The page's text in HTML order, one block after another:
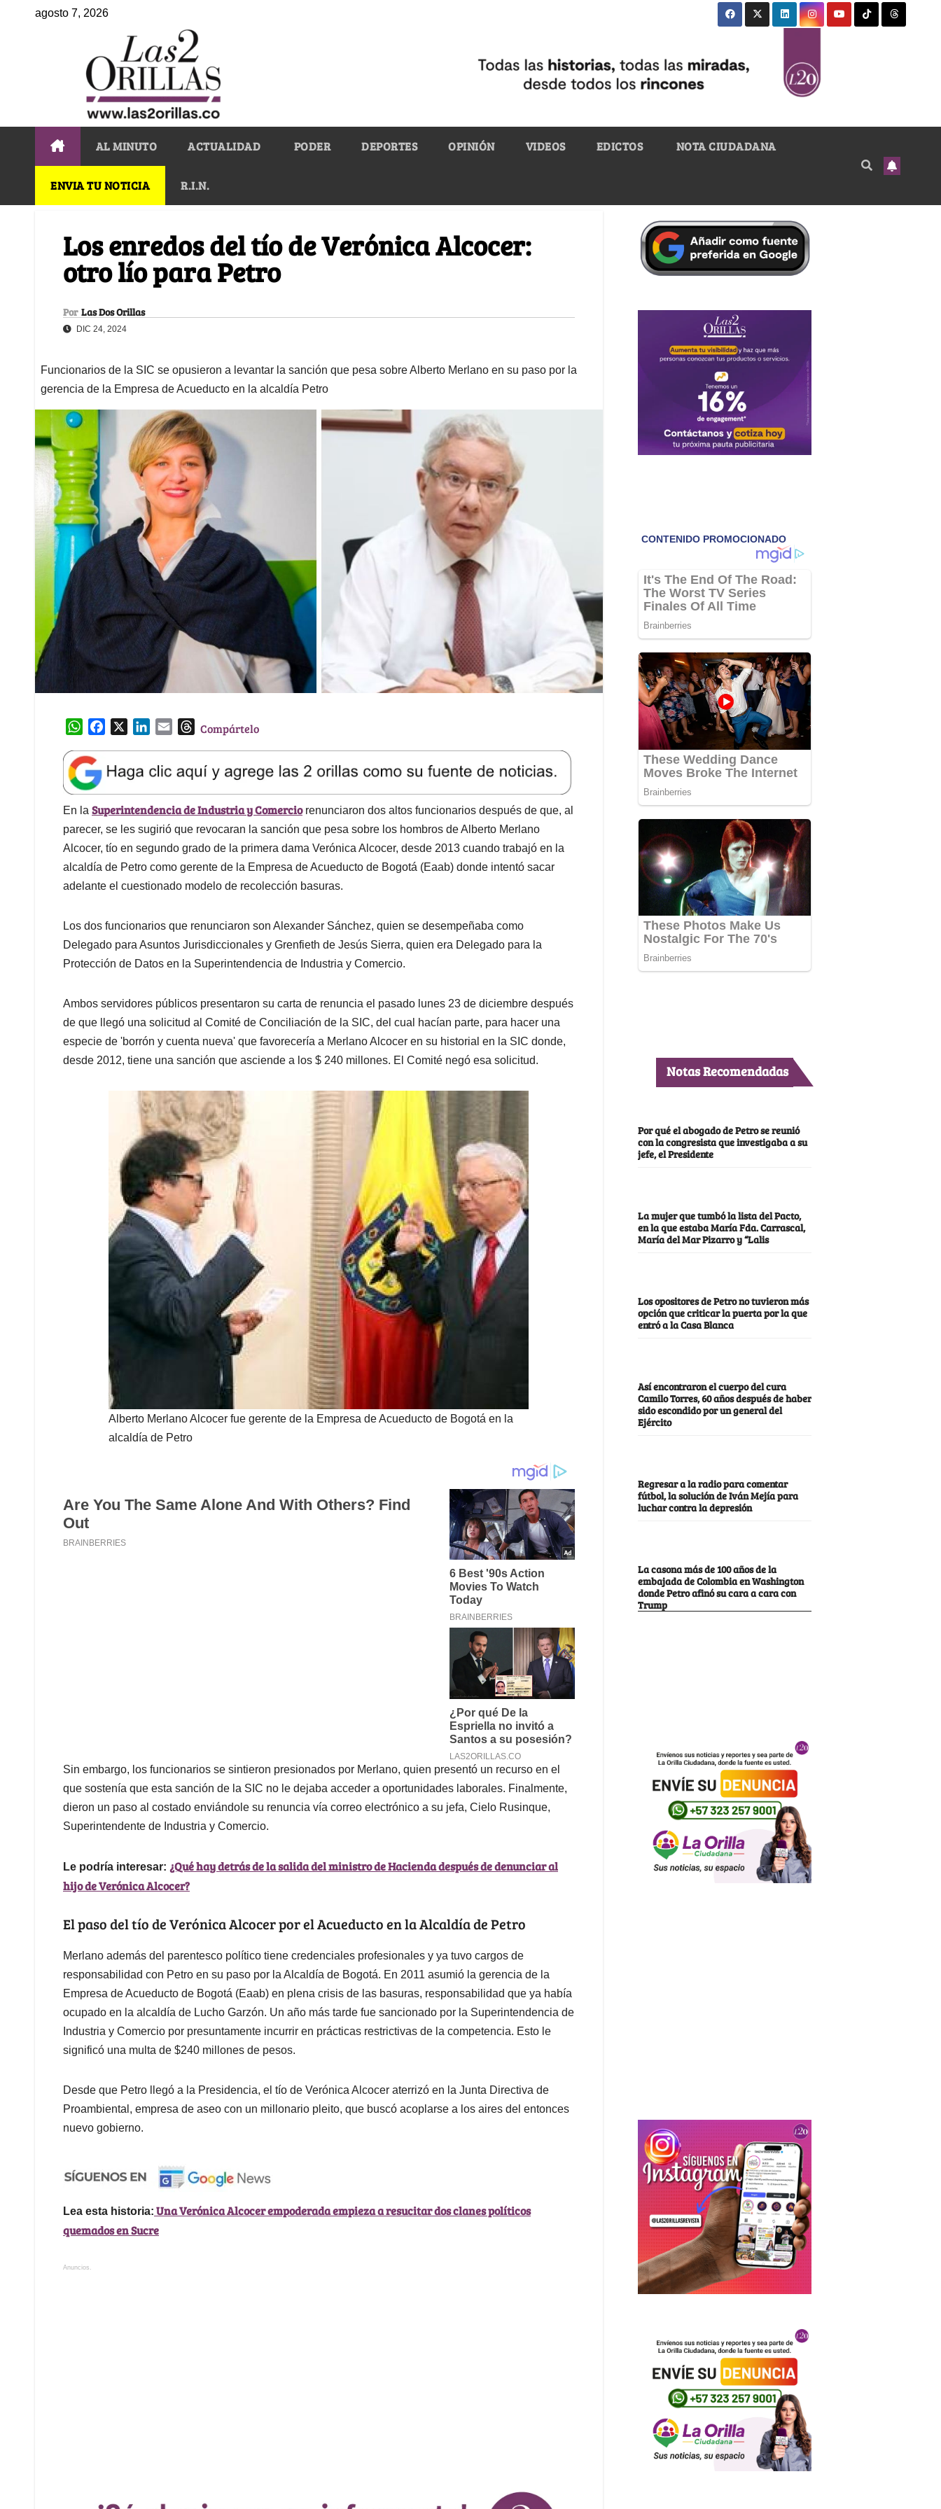
agosto 7, 2026
AL MINUTO ACTUALIDAD PODER DEPORTES OPINIÓN VIDEOS EDICTOS NOTA CIUDADANA
ENVIA TU NOTICIA R.I.N.
Los enredos del tío de Verónica Alcocer:
otro lío para Petro
Por Las Dos Orillas
DIC 24, 2024
Funcionarios de la SIC se opusieron a levantar la sanción que pesa sobre Alberto Merlano en su paso por la
gerencia de la Empresa de Acueducto en la alcaldía Petro
W
a
t
s
A
p
p
e
b
o
o
k
k
e
d
I
n
l
T
e
a
d
s
Compártelo
En la Superintendencia de Industria y Comerciorenunciaron dos altos funcionarios después de que, al
parecer, se les sugirió que revocaran la sanción que pesa sobre los hombros de Alberto Merlano
Alcocer, tío en segundo grado de la primera dama Verónica Alcocer, desde 2013 cuando trabajó en la
alcaldía de Petro como gerente de la Empresa de Acueducto de Bogotá (Eaab) donde intentó sacar
adelante el cuestionado modelo de recolección basuras.
Los dos funcionarios que renunciaron son Alexander Sánchez, quien se desempeñaba como
Delegado para Asuntos Jurisdiccionales y Grenfieth de Jesús Sierra, quien era Delegado para la
Protección de Datos en la Superintendencia de Industria y Comercio.
Ambos servidores públicos presentaron su carta de renuncia el pasado lunes 23 de diciembre después
de que llegó una solicitud al Comité de Conciliación de la SIC, del cual hacían parte, para hacer una
especie de 'borrón y cuenta nueva' que favorecería a Merlano Alcocer en su historial en la SIC donde,
desde 2012, tiene una sanción que asciende a los $ 240 millones. El Comité negó esa solicitud.
Alberto Merlano Alcocer fue gerente de la Empresa de Acueducto de Bogotá en la
alcaldía de Petro
Sin embargo, los funcionarios se sintieron presionados por Merlano, quien presentó un recurso en el
que sostenía que esta sanción de la SIC no le dejaba acceder a oportunidades laborales. Finalmente,
dieron un paso al costado enviándole su renuncia vía correo electrónico a su jefa, Cielo Rusinque,
Superintendente de Industria y Comercio.
Le podría interesar: ¿Qué hay detrás de la salida del ministro de Hacienda después de denunciar al
hijo de Verónica Alcocer?
El paso del tío de Verónica Alcocer por el Acueducto en la Alcaldía de Petro
Merlano además del parentesco político tiene credenciales profesionales y ya tuvo cargos de
responsabilidad con Petro en su paso por la Alcaldía de Bogotá. En 2011 asumió la gerencia de la
Empresa de Acueducto de Bogotá (Eaab) en plena crisis de las basuras, responsabilidad que ya había
ocupado en la alcaldía de Lucho Garzón. Un año más tarde fue sancionado por la Superintendencia de
Industria y Comercio por presuntamente incurrir en prácticas restrictivas de la competencia. Esto le
significó una multa de $240 millones de pesos.
Desde que Petro llegó a la Presidencia, el tío de Verónica Alcocer aterrizó en la Junta Directiva de
Proambiental, empresa de aseo con un millonario pleito, que buscó acoplarse a los aires del entonces
nuevo gobierno.
Lea esta historia: Una Verónica Alcocer empoderada empieza a resucitar dos clanes políticos
quemados en Sucre
Anuncios.
Notas Recomendadas
Por qué el abogado de Petro se reunió
con la congresista que investigaba a su
jefe, el Presidente
La mujer que tumbó la lista del Pacto,
en la que estaba María Fda. Carrascal,
María del Mar Pizarro y “Lalis
Los opositores de Petro no tuvieron más
opción que criticar la puerta por la que
entró a la Casa Blanca
Así encontraron el cuerpo del cura
Camilo Torres, 60 años después de haber
sido escondido por un general del
Ejército
Regresar a la radio para comentar
fútbol, la solución de Iván Mejía para
luchar contra la depresión
La casona más de 100 años de la
embajada de Colombia en Washington
donde Petro afinó su cara a cara con
Trump